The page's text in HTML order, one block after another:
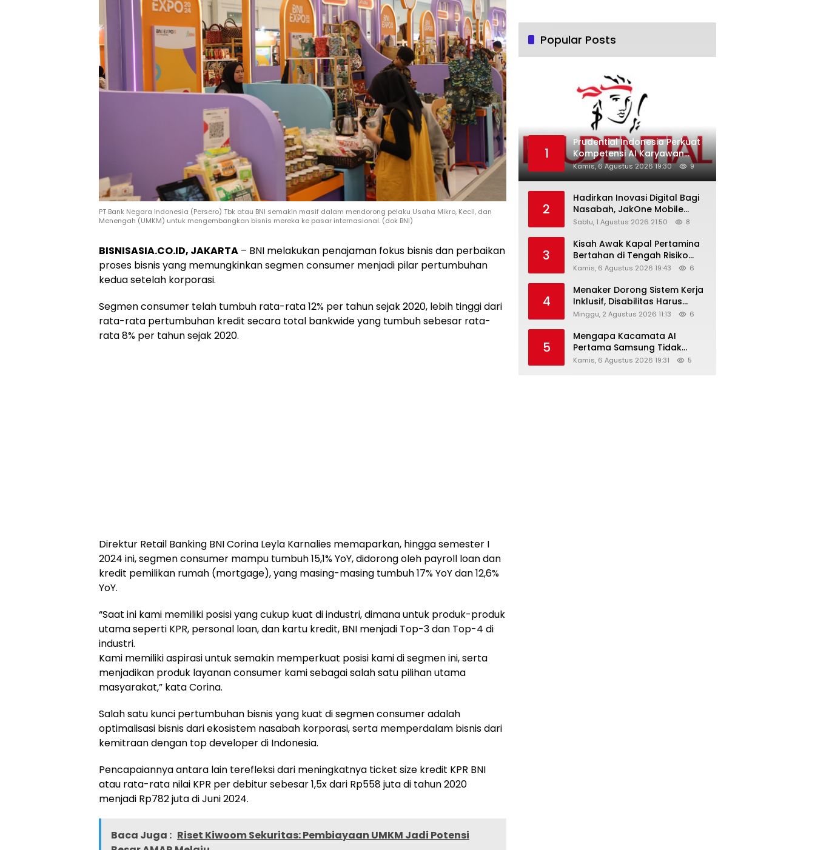
PT Bank Negara Indonesia (Persero) Tbk atau BNI semakin masif dalam mendorong pelaku Usaha Mikro, Kecil, dan
Menengah (UMKM) untuk mengembangkan bisnis mereka ke pasar internasional. (dok BNI)
BISNISASIA.CO.ID, JAKARTA – BNI melakukan penajaman fokus bisnis dan perbaikan
proses bisnis yang memungkinkan segmen consumer menjadi pilar pertumbuhan
kedua setelah korporasi.
Segmen consumer telah tumbuh rata-rata 12% per tahun sejak 2020, lebih tinggi dari
rata-rata pertumbuhan kredit secara total bankwide yang tumbuh sebesar rata-
rata 8% per tahun sejak 2020.
Direktur Retail Banking BNI Corina Leyla Karnalies memaparkan, hingga semester I
2024 ini, segmen consumer mampu tumbuh 15,1% YoY, didorong oleh payroll loan dan
kredit pemilikan rumah (mortgage), yang masing-masing tumbuh 17% YoY dan 12,6%
YoY.
“Saat ini kami memiliki posisi yang cukup kuat di industri, dimana untuk produk-produk
utama seperti KPR, personal loan, dan kartu kredit, BNI menjadi Top-3 dan Top-4 di
industri.
Kami memiliki aspirasi untuk semakin memperkuat posisi kami di segmen ini, serta
menjadikan produk layanan consumer kami sebagai salah satu pilihan utama
masyarakat,” kata Corina.
Salah satu kunci pertumbuhan bisnis yang kuat di segmen consumer adalah
optimalisasi bisnis dari ekosistem nasabah korporasi, serta memperdalam bisnis dari
kemitraan dengan top developer di Indonesia.
Pencapaiannya antara lain terefleksi dari meningkatnya ticket size kredit KPR BNI
atau rata-rata nilai KPR per debitur sebesar 1,5x dari Rp558 juta di tahun 2020
menjadi Rp782 juta di Juni 2024.
Baca Juga : Riset Kiwoom Sekuritas: Pembiayaan UMKM Jadi Potensi
Popular Posts
1
Prudential Indonesia Perkuat
Kompetensi AI Karyawan
Lewat AI Week
Kamis, 6 Agustus 2026 19:30 9
2
Hadirkan Inovasi Digital Bagi
Nasabah, JakOne Mobile
Antar Bank Jakarta Sukses
Awards 2026
Sabtu, 1 Agustus 2026 21:50 8
3
Kisah Awak Kapal Pertamina
Bertahan di Tengah Risiko
Pelayaran Selat Hormuz
Kamis, 6 Agustus 2026 19:43 6
4
Menaker Dorong Sistem Kerja
Inklusif, Disabilitas Harus
Dapat Kesempatan Setara
Minggu, 2 Agustus 2026 11:13 6
5
Mengapa Kacamata AI
Pertama Samsung Tidak
Dibekali Layar?
Kamis, 6 Agustus 2026 19:31 5